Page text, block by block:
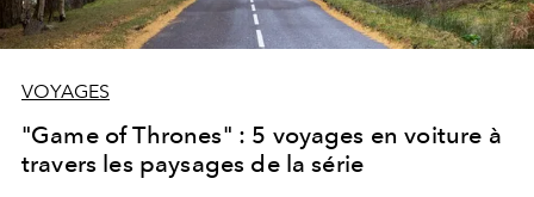
VOYAGES
"Game of Thrones" : 5 voyages en voiture à
travers les paysages de la série